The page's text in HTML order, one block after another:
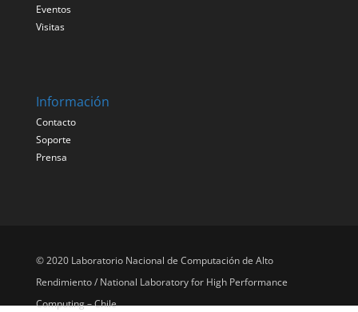
Eventos
Visitas
Información
Contacto
Soporte
Prensa
© 2020 Laboratorio Nacional de Computación de Alto
Rendimiento / National Laboratory for High Performance
Computing – Chile